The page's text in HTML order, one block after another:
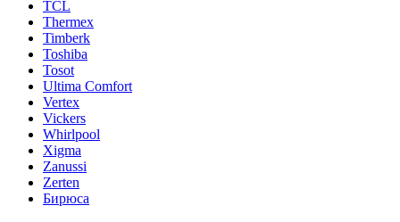
TCL
Thermex
Timberk
Toshiba
Tosot
Ultima Comfort
Vertex
Vickers
Whirlpool
Xigma
Zanussi
Zerten
Бирюса